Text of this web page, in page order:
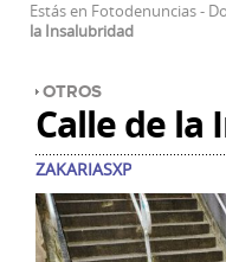
Estás en Fotodenuncias-
la Insalubridad
OTROS
Calle de la
ZAKARIASXP